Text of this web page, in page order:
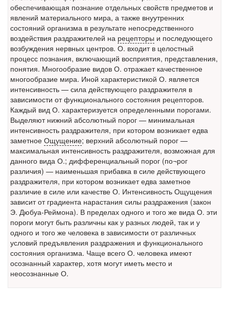
Местная анестезия развивает кардиотоксичность
Федеральная служба по
надзору в сфере
здравоохранения озвучила
тревожную статистику. Она
касаются увеличения риска
острой кардиотоксичности и
роста сопутствующих
осложнений от...
Закон о праве родителей находиться с детьми в
реанимации внесен в Госдуму
Соответствующий
законопроект внесен в
палату на
рассмотрение. Суть его
заключается в
нахождении одного из
родителей в
больничной палате
бесплатно, в течении всего срока лечения...
обеспечивающая познание отдельных свойств предметов и
явлений материального мира, а также внуутренних
состояний организма в результате непосредственного
воздействия раздражителей на рецепторы и последующего
возбуждения нервных центров. О. входит в целостный
процесс познания, включающий восприятия, представления,
понятия. Многообразие видов О. отражает качественное
многообразие мира. Иной характеристикой О. является
интенсивность — сила действующего раздражителя в
зависимости от функционального состояния рецепторов.
Каждый вид О. характеризуется определенными порогами.
Выделяют нижний абсолютный порог — минимальная
интенсивность раздражителя, при котором возникает едва
заметное Ощущение; верхний абсолютный порог —
максимальная интенсивность раздражителя, возможная для
данного вида О.; дифференциальный порог (по¬рог
различия) — наименьшая прибавка в силе действующего
раздражителя, при котором возникает едва заметное
различие в силе или качестве О. Интенсивность Ощущения
зависит от градиента нарастания силы раздражения (закон
Э. Дюбуа-Реймона). В пределах одного и того же вида О. эти
пороги могут быть различны как у разных людей, так и у
одного и того же человека в зависимости от различных
условий предъявления раздражения и функционального
состояния организма. Чаще всего О. человека имеют
осознанный характер, хотя могут иметь место и
неосознанные О.